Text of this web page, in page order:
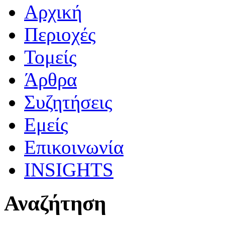
Αρχική
Περιοχές
Τομείς
Άρθρα
Συζητήσεις
Εμείς
Επικοινωνία
INSIGHTS
Αναζήτηση